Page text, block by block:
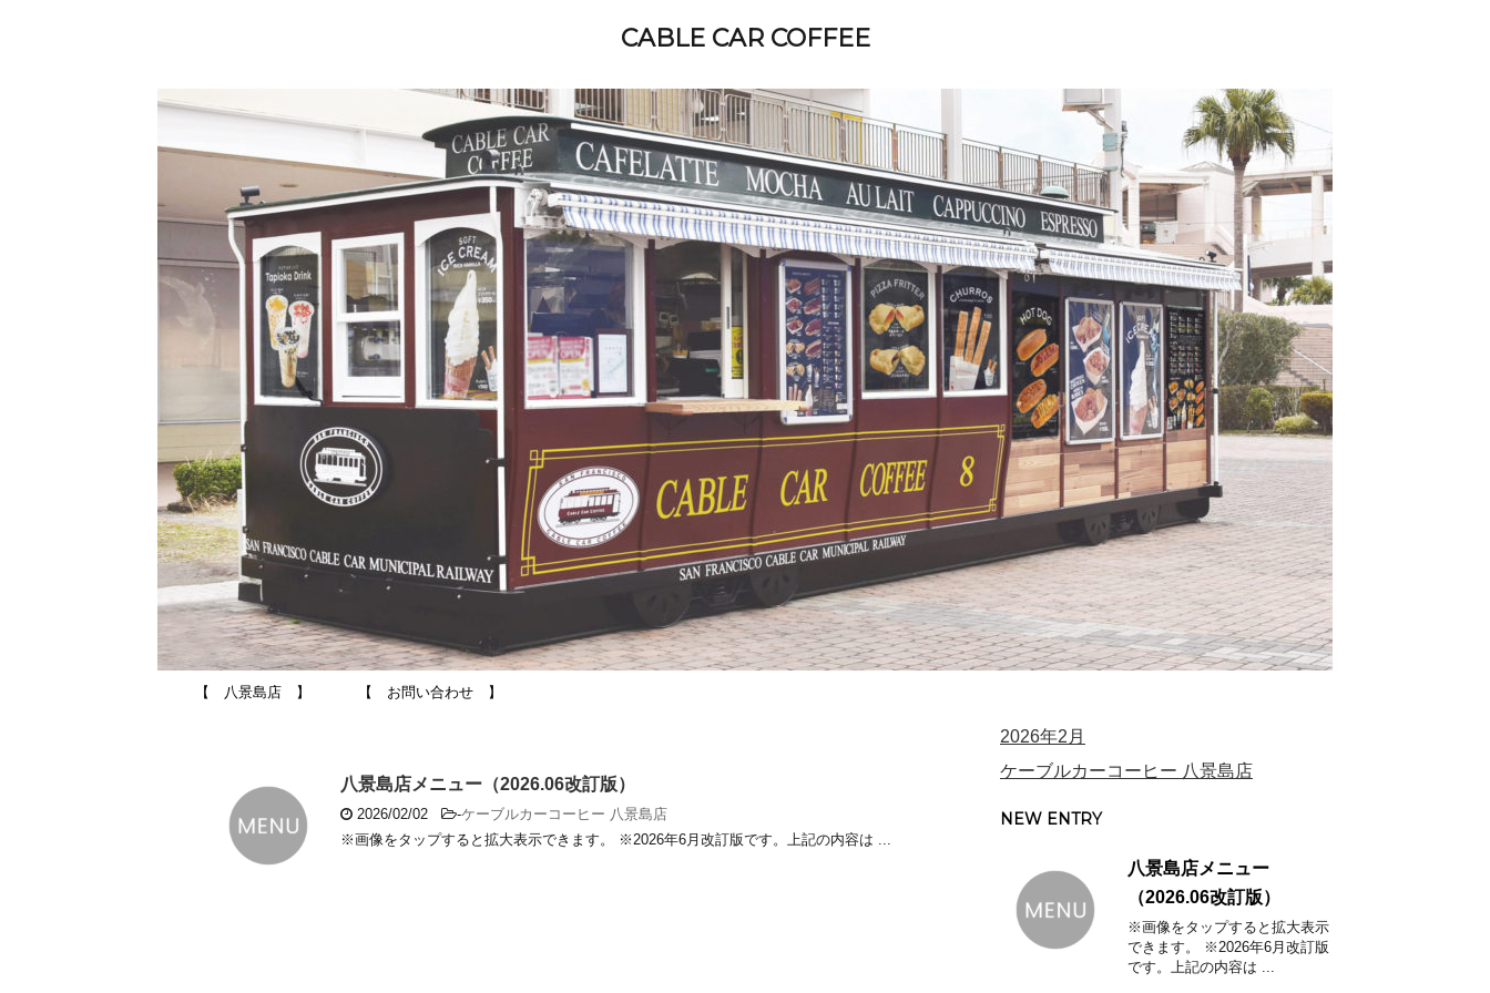
CABLE CAR COFFEE
【 八景島店 】 【 お問い合わせ 】
八景島店メニュー（2026.06改訂版）
2026/02/02 -ケーブルカーコーヒー 八景島店
※画像をタップすると拡大表示できます。 ※2026年6月改訂版です。上記の内容は ...
2026年2月
ケーブルカーコーヒー 八景島店
NEW ENTRY
八景島店メニュー
（2026.06改訂版）
※画像をタップすると拡大表示
できます。 ※2026年6月改訂版
です。上記の内容は ...